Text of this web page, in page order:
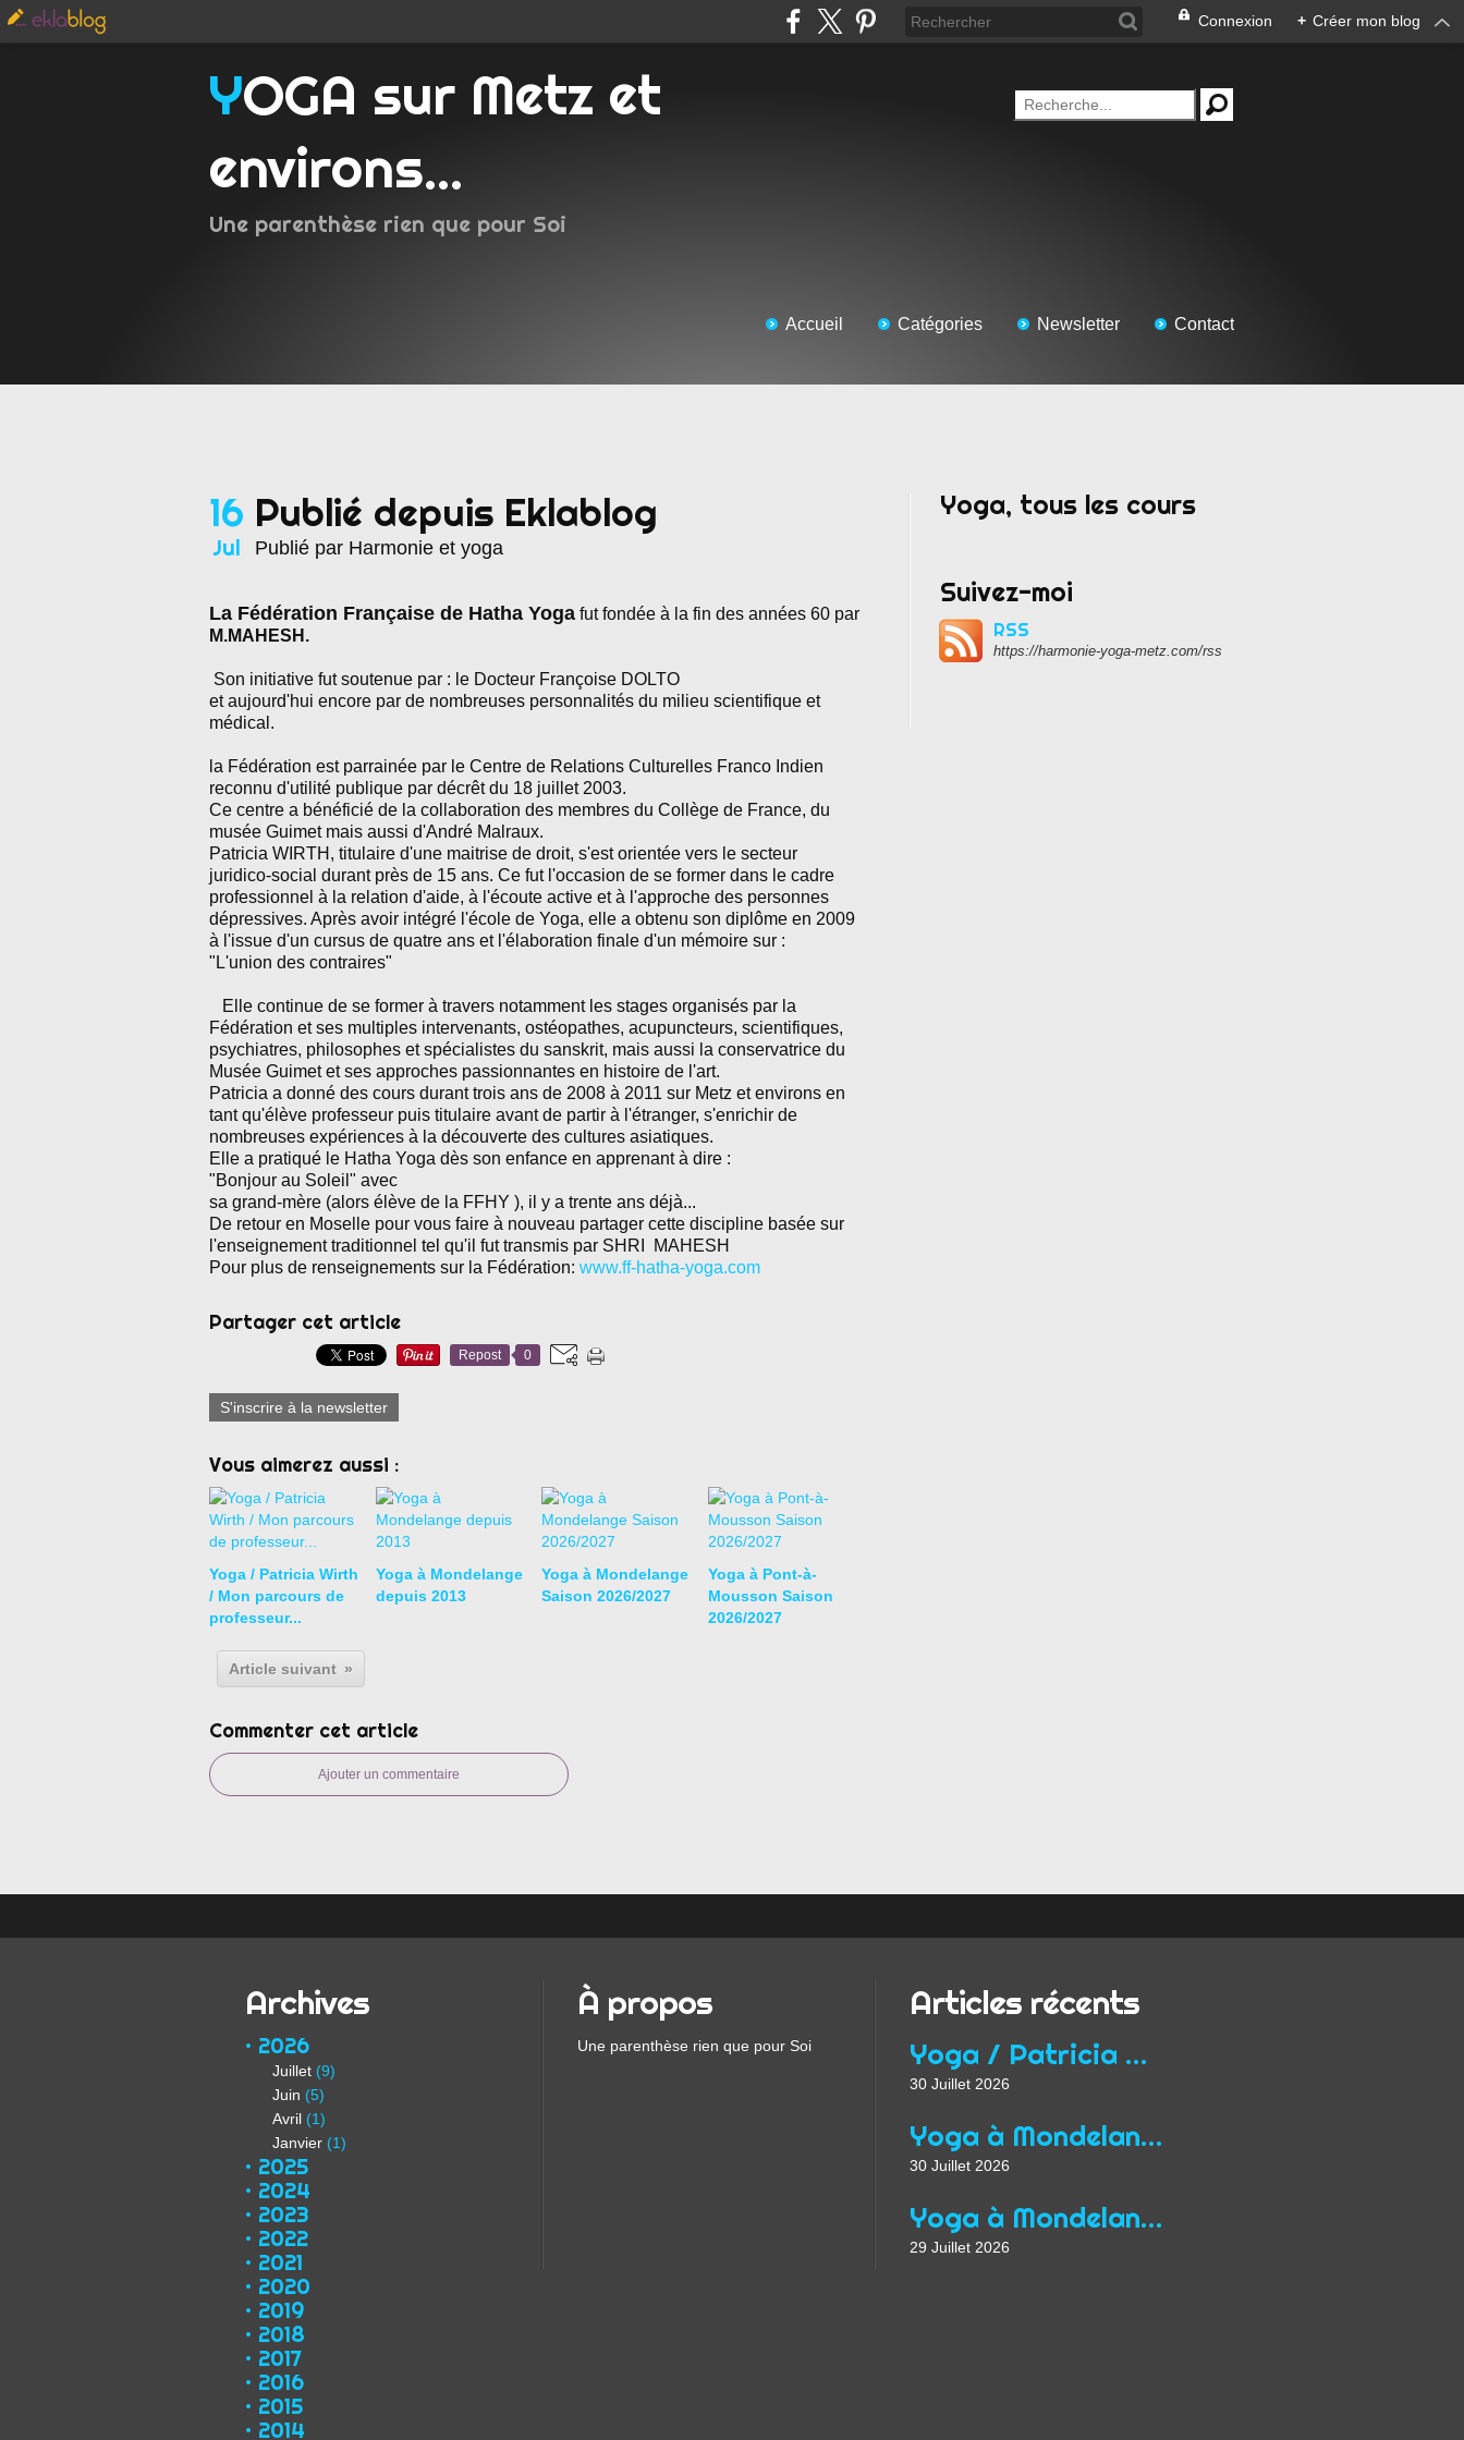
Connexion + Créer mon blog
YOGA sur Metz et
environs...
Une parenthèse rien que pour Soi
Accueil Catégories Newsletter Contact
16
Jul
Publié depuis Eklablog
Publié par Harmonie et yoga
La Fédération Française de Hatha Yoga fut fondée à la fin des années 60 par
M.MAHESH.
Son initiative fut soutenue par : le Docteur Françoise DOLTO
et aujourd'hui encore par de nombreuses personnalités du milieu scientifique et
médical.
la Fédération est parrainée par le Centre de Relations Culturelles Franco Indien
reconnu d'utilité publique par décrêt du 18 juillet 2003.
Ce centre a bénéficié de la collaboration des membres du Collège de France, du
musée Guimet mais aussi d'André Malraux.
Patricia WIRTH, titulaire d'une maitrise de droit, s'est orientée vers le secteur
juridico-social durant près de 15 ans. Ce fut l'occasion de se former dans le cadre
professionnel à la relation d'aide, à l'écoute active et à l'approche des personnes
dépressives. Après avoir intégré l'école de Yoga, elle a obtenu son diplôme en 2009
à l'issue d'un cursus de quatre ans et l'élaboration finale d'un mémoire sur :
"L'union des contraires"
Elle continue de se former à travers notamment les stages organisés par la
Fédération et ses multiples intervenants, ostéopathes, acupuncteurs, scientifiques,
psychiatres, philosophes et spécialistes du sanskrit, mais aussi la conservatrice du
Musée Guimet et ses approches passionnantes en histoire de l'art.
Patricia a donné des cours durant trois ans de 2008 à 2011 sur Metz et environs en
tant qu'élève professeur puis titulaire avant de partir à l'étranger, s'enrichir de
nombreuses expériences à la découverte des cultures asiatiques.
Elle a pratiqué le Hatha Yoga dès son enfance en apprenant à dire :
"Bonjour au Soleil" avec
sa grand-mère (alors élève de la FFHY ), il y a trente ans déjà...
De retour en Moselle pour vous faire à nouveau partager cette discipline basée sur
l'enseignement traditionnel tel qu'il fut transmis par SHRI MAHESH
Pour plus de renseignements sur la Fédération: www.ff-hatha-yoga.com
Partager cet article
Repost 0
S'inscrire à la newsletter
Vous aimerez aussi :
Yoga / Patricia Wirth
/ Mon parcours de
professeur...
Yoga à Mondelange
depuis 2013
Yoga à Mondelange
Saison 2026/2027
Yoga à Pont-à-
Mousson Saison
2026/2027
Article suivant
Commenter cet article
Ajouter un commentaire
Yoga, tous les cours
Suivez-moi
RSS
https://harmonie-yoga-metz.com/rss
Archives
2026
Juillet (9)
Juin (5)
Avril (1)
Janvier (1)
2025
2024
2023
2022
2021
2020
2019
2018
2017
2016
2015
2014
À propos
Une parenthèse rien que pour Soi
Articles récents
Yoga / Patricia Wirth / Mon parcours de professeur...
30 Juillet 2026
Yoga à Mondelange depuis 2013
30 Juillet 2026
Yoga à Mondelange Saison 2026/2027
29 Juillet 2026